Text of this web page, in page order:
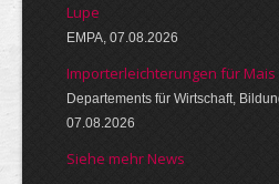
Lupe
EMPA, 07.08.2026
Importerleichterungen für Mais
Departements für Wirtschaft,
07.08.2026
Siehe mehr News